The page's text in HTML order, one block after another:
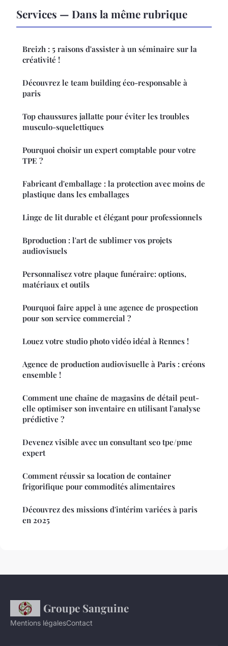
Services — Dans la même rubrique
Breizh : 5 raisons d'assister à un séminaire sur la
créativité !
Découvrez le team building éco-responsable à
paris
Top chaussures jallatte pour éviter les troubles
musculo-squelettiques
Pourquoi choisir un expert comptable pour votre
TPE ?
Fabricant d'emballage : la protection avec moins de
plastique dans les emballages
Linge de lit durable et élégant pour professionnels
Bproduction : l'art de sublimer vos projets
audiovisuels
Personnalisez votre plaque funéraire: options,
matériaux et outils
Pourquoi faire appel à une agence de prospection
pour son service commercial ?
Louez votre studio photo vidéo idéal à Rennes !
Agence de production audiovisuelle à Paris : créons
ensemble !
Comment une chaîne de magasins de détail peut-
elle optimiser son inventaire en utilisant l'analyse
prédictive ?
Devenez visible avec un consultant seo tpe/pme
expert
Comment réussir sa location de container
frigorifique pour commodités alimentaires
Découvrez des missions d'intérim variées à paris
en 2025
Groupe Sanguine
Mentions légalesContact